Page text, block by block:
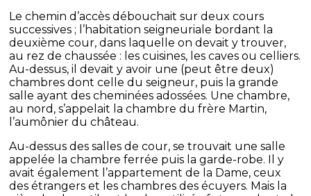
Le chemin d’accès débouchait sur deux cours
successives ; l’habitation seigneuriale bordant la
deuxième cour, dans laquelle on devait y trouver,
au rez de chaussée : les cuisines, les caves ou celliers.
Au-dessus, il devait y avoir une (peut être deux)
chambres dont celle du seigneur, puis la grande
salle ayant des cheminées adossées. Une chambre,
au nord, s’appelait la chambre du frère Martin,
l’aumônier du château.
Au-dessus des salles de cour, se trouvait une salle
appelée la chambre ferrée puis la garde-robe. Il y
avait également l’appartement de la Dame, ceux
des étrangers et les chambres des écuyers. Mais la